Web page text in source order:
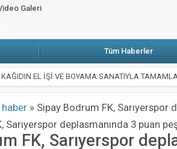
Galeri
Tüm Haberler
KAĞIDIN EL İŞİ VE BOYAMA SANATIYLA
Valiliği’nden kritik uyarı: Yangın riskine karşı tedbir
Çiçeği Uluslararası Kısa Film Yarışması İçin
Kafe Menteşe’de Hizmete Açılıyor: Çay 5 TL
haber » Sipay Bodrum FK, Sarıyerspor
Sarıyerspor deplasmanında 3 puan
FK, Sarıyerspor